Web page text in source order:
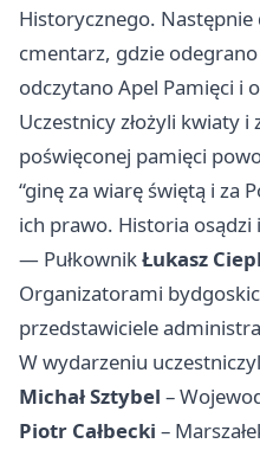
Historycznego. Następnie
cmentarz, gdzie
odczytano Apel Pamięci i
Uczestnicy złożyli kwiaty
poświęconej pamięci
“ginę za wiarę świętą i za
ich prawo. Historia osądzi
— PułkownikŁukasz
Organizatorami
przedstawiciele
W wydarzeniu
Michał Sztybel –
Piotr Całbecki –